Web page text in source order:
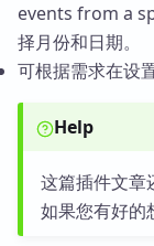
events from a
择月份和日期。
可根据需求在设
Help
这篇插件文章
如果您有好的